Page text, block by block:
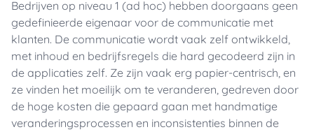
Bedrijven op niveau 1 (ad hoc) hebben doorgaans geen
gedefinieerde eigenaar voor de communicatie met
klanten. De communicatie wordt vaak zelf ontwikkeld,
met inhoud en bedrijfsregels die hard gecodeerd zijn in
de applicaties zelf. Ze zijn vaak erg papier-centrisch, en
ze vinden het moeilijk om te veranderen, gedreven door
de hoge kosten die gepaard gaan met handmatige
veranderingsprocessen en inconsistenties binnen de